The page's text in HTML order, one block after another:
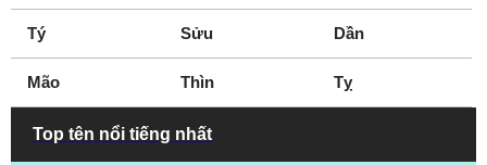
Tý Sửu Dần
Mão Thìn Tỵ
Top tên nổi tiếng nhất